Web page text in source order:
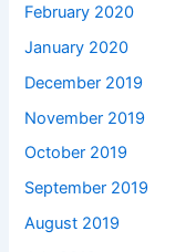
February 2020
January 2020
December 2019
November 2019
October 2019
September 2019
August 2019